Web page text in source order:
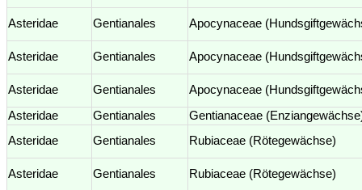
Asteridae Gentianales Apocynaceae
Asteridae Gentianales Apocynaceae
Asteridae Gentianales
Apocynaceae
Asteridae
Gentianales
Gentianaceae
Asteridae
Gentianales Rubiaceae (Rötegewächse)
Asteridae Gentianales Rubiaceae (Rötegewächse)